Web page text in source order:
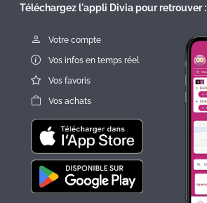
Téléchargez l'appli Divia pour retrouver :
Votre compte
Vos infos en temps réel
Vos favoris
Vos achats